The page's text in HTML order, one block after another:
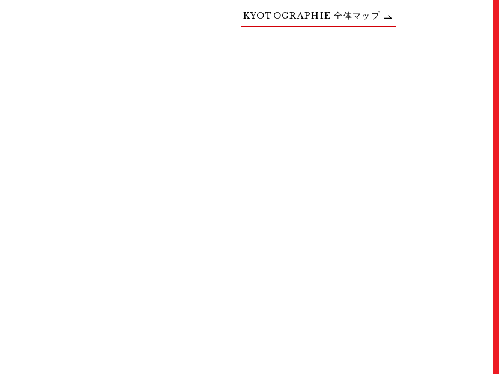
KYOTOGRAPHIE 全体マップ